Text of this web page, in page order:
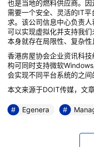
也是当地的燃料供应商。
需要一个安全、灵活的IT
求。该公司信息中心负责
可以实现虚拟化并支持我
本身就存在局限性、复杂
香港房屋协会企业资讯科
构可同时支持微软
会实现不同平台系统的之间
本文来源于DOIT传媒，文
Egenera